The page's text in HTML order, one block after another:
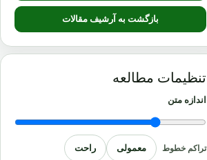
بازگشت به آرشیف مقالات
تنظیمات مطالعه
اندازه متن
تراکم خطوط معمولی راحت